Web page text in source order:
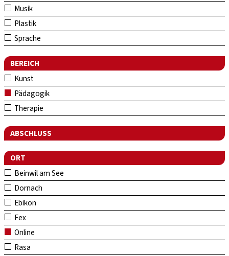
Musik
Plastik
Sprache
BEREICH
Kunst
Pädagogik
Therapie
ABSCHLUSS
ORT
Beinwil am See
Dornach
Ebikon
Fex
Online
Rasa